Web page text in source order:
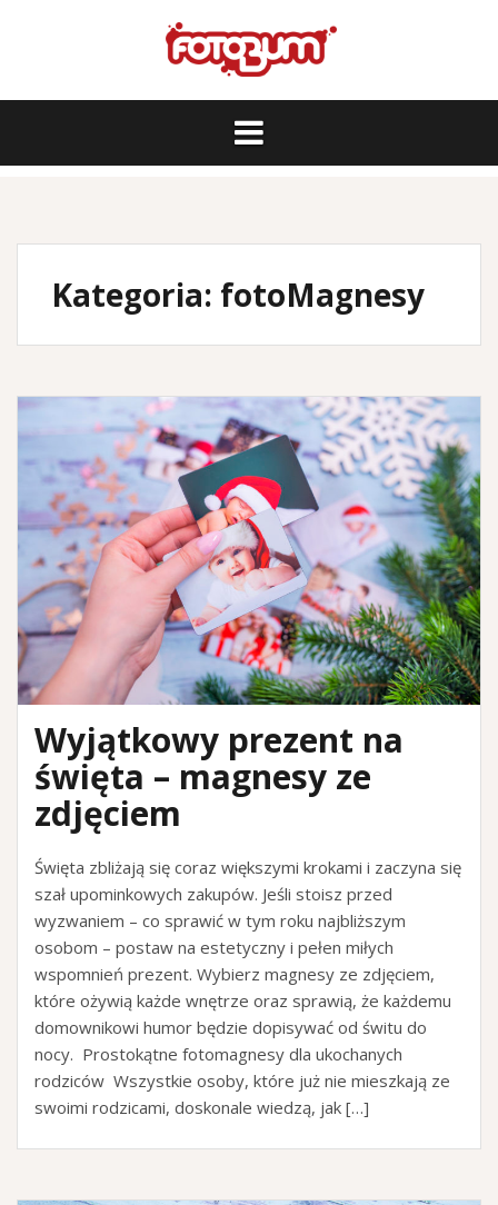
Kategoria: fotoMagnesy
Wyjątkowy prezent na
święta – magnesy ze
zdjęciem
Święta zbliżają się coraz większymi krokami i zaczyna się
szał upominkowych zakupów. Jeśli stoisz przed
wyzwaniem – co sprawić w tym roku najbliższym
osobom – postaw na estetyczny i pełen miłych
wspomnień prezent. Wybierz magnesy ze zdjęciem,
które ożywią każde wnętrze oraz sprawią, że każdemu
domownikowi humor będzie dopisywać od świtu do
nocy. Prostokątne fotomagnesy dla ukochanych
rodziców Wszystkie osoby, które już nie mieszkają ze
swoimi rodzicami, doskonale wiedzą, jak […]